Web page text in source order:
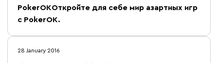
PokerOKОткройте для себе мир азартных игр
с PokerOK.
28 January 2016